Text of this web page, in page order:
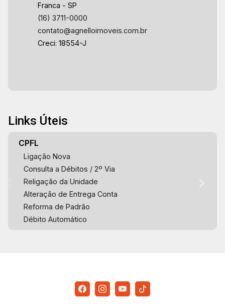
Franca - SP
(16) 3711-0000
contato@agnelloimoveis.com.br
Creci: 18554-J
Links Úteis
CPFL
Ligação Nova
Consulta a Débitos / 2º Via
Religação da Unidade
Alteração de Entrega Conta
Reforma de Padrão
Débito Automático